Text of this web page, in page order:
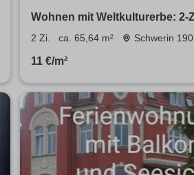
Wohnen mit Weltkulturerbe: 2-
Wohnung mit Balkon,
2 Zi. ca. 65,64 m² Schwerin
11 €/m²